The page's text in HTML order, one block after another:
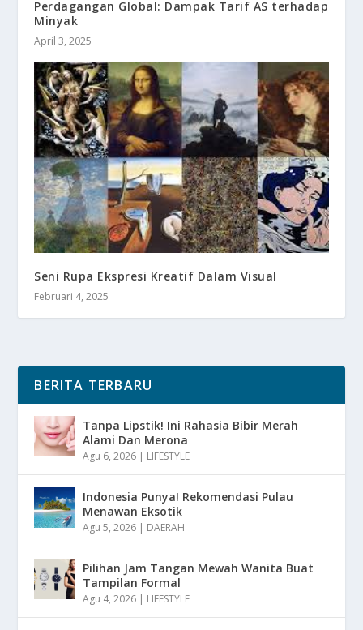
Perdagangan Global: Dampak Tarif AS terhadap
Minyak
April 3, 2025
Seni Rupa Ekspresi Kreatif Dalam Visual
Februari 4, 2025
BERITA TERBARU
Tanpa Lipstik! Ini Rahasia Bibir Merah
Alami Dan Merona
Agu 6, 2026 | LIFESTYLE
Indonesia Punya! Rekomendasi Pulau
Menawan Eksotik
Agu 5, 2026 | DAERAH
Pilihan Jam Tangan Mewah Wanita Buat
Tampilan Formal
Agu 4, 2026 | LIFESTYLE